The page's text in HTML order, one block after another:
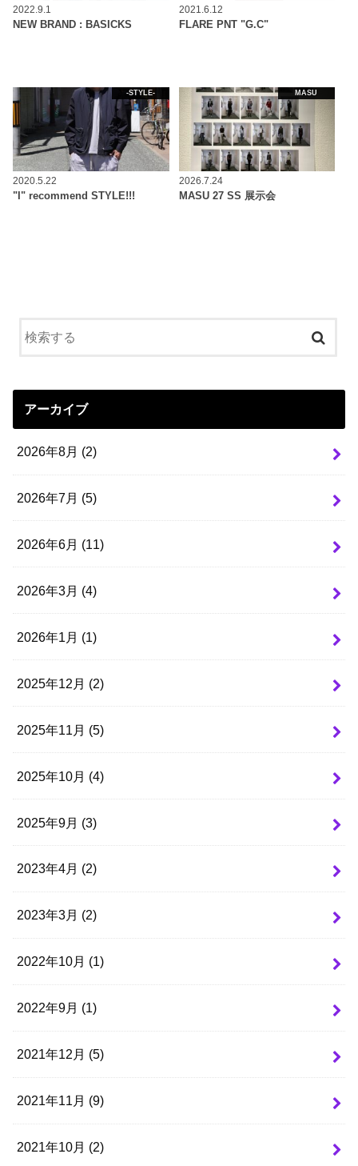
2022.9.1
NEW BRAND : BASICKS
2021.6.12
FLARE PNT "G.C"
-STYLE-
2020.5.22
"I" recommend STYLE!!!
MASU
2026.7.24
MASU 27 SS 展示会
アーカイブ
2026年8月 (2)
2026年7月 (5)
2026年6月 (11)
2026年3月 (4)
2026年1月 (1)
2025年12月 (2)
2025年11月 (5)
2025年10月 (4)
2025年9月 (3)
2023年4月 (2)
2023年3月 (2)
2022年10月 (1)
2022年9月 (1)
2021年12月 (5)
2021年11月 (9)
2021年10月 (2)